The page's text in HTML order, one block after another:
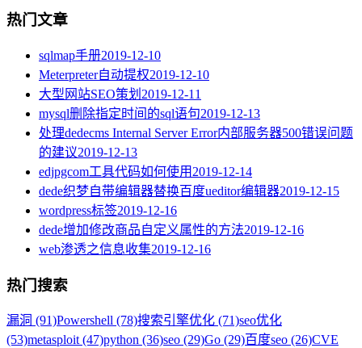
热门文章
sqlmap手册2019-12-10
Meterpreter自动提权2019-12-10
大型网站SEO策划 2019-12-11
mysql删除指定时间的sql语句2019-12-13
处理dedecms Internal Server Error内部服务器500错误问题
的建议2019-12-13
edjpgcom工具代码如何使用 2019-12-14
dede织梦自带编辑器替换百度ueditor编辑器2019-12-15
wordpress标签2019-12-16
dede增加修改商品自定义属性的方法2019-12-16
web渗透之信息收集2019-12-16
热门搜索
漏洞 (91)Powershell (78)搜索引擎优化 (71)seo优化
(53)metasploit (47)python (36)seo (29)Go (29)百度seo (26)CVE